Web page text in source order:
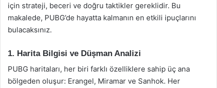
için strateji, beceri ve doğru taktikler gereklidir. Bu
makalede, PUBG’de hayatta kalmanın en etkili ipuçlarını
bulacaksınız.
1. Harita Bilgisi ve Düşman Analizi
PUBG haritaları, her biri farklı özelliklere sahip üç ana
bölgeden oluşur: Erangel, Miramar ve Sanhok. Her